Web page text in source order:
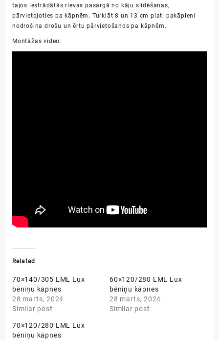
tajos iestrādātās rievas pasargā no kāju slīdēšanas,
pārvietojoties pa kāpnēm. Turklāt 8 un 13 cm plati pakāpieni
nodrošina drošu unērtu pārvietošanos pa kāpnēm.
Montāžas video:
Related
70×140/305 LML Lux
bēniņu kāpnes
28 marts, 2024
Similar post
60×120/280 LML Lux
bēniņu kāpnes
28 marts, 2024
Similar post
70×120/280 LML Lux
bēniņu kāpnes